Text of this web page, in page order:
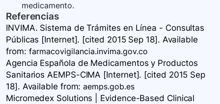
medicamento.
Referencias
INVIMA. Sistema de Trámites en Línea - Consultas
Públicas [Internet]. [cited 2015 Sep 18]. Available
from: farmacovigilancia.invima.gov.co
Agencia Española de Medicamentos y Productos
Sanitarios AEMPS-CIMA [Internet]. [cited 2015 Sep
18]. Available from:aemps.gob.es
Micromedex Solutions | Evidence-Based Clinical